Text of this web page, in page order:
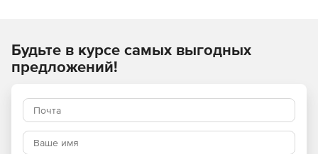
Гигабитные скорости на Wi-Fi
обеспечивает более высокую скорость передачи данных
для выгрузки и загрузки файлов, а также для
взаимодействия с устройствами в режиме онлайн.
Поддержка технологии одновременной передачи MU-
Будьте в курсе самых выгодных
предложений!